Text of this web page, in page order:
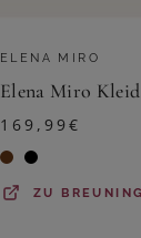
ELENA MIRO
Elena Miro
169,99€
ZU